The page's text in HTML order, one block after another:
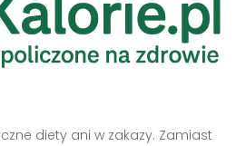
diety ani w zakazy. Zamiast